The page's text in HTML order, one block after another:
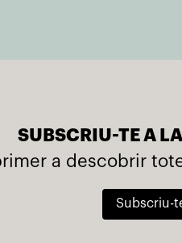
SUBSCRIU-TE A
a descobrir
Subscriu-